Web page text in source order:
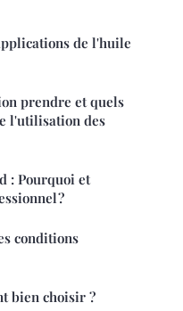
de l'huile
prendre et quels
l'utilisation des
: Pourquoi et
?
conditions
bien choisir ?